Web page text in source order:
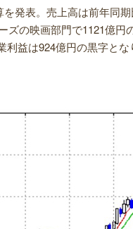
発表。売上高は前年同
ズの映画部門で1121億円
益は924億円の黒字とな